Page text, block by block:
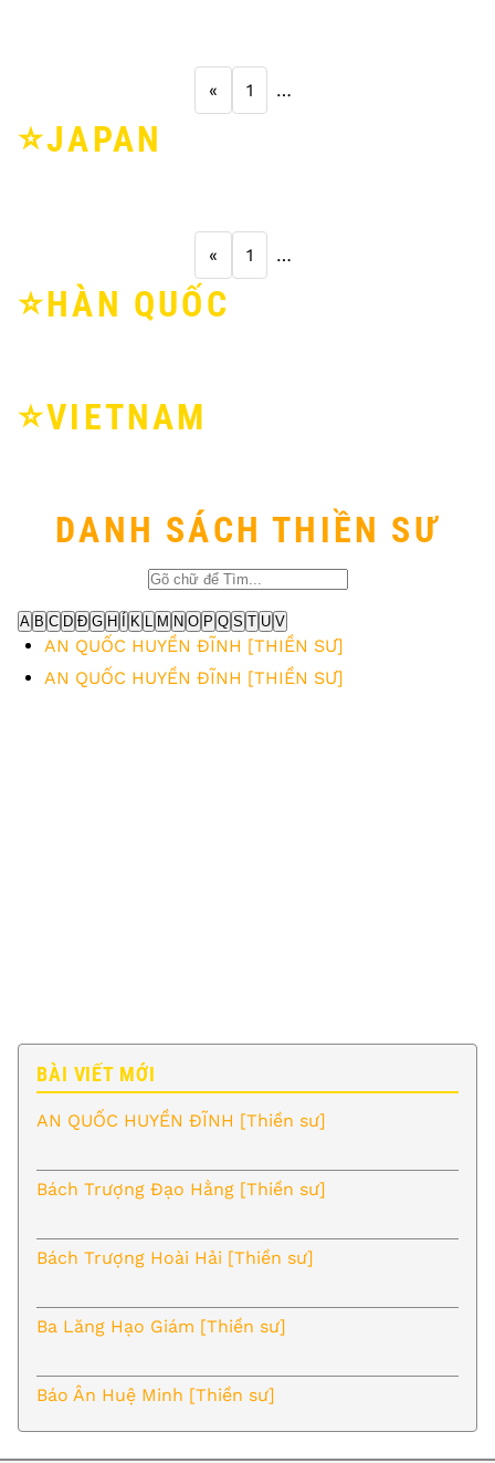
« 1 …
⭐️JAPAN
« 1 …
⭐️HÀN QUỐC
⭐️VIETNAM
DANH SÁCH THIỀN SƯ
A B C D Đ G H K M N O P Q S T U V
AN QUỐC HUYỀN ĐĨNH [THIỀN SƯ]
AN QUỐC HUYỀN ĐĨNH [THIỀN SƯ]
BÀI VIẾT MỚI
AN QUỐC HUYỀN ĐĨNH [Thiền sư]
Bách Trượng Đạo Hằng [Thiền sư]
Bách Trượng Hoài Hải [Thiền sư]
Ba Lăng Hạo Giám [Thiền sư]
Báo Ân Huệ Minh [Thiền sư]